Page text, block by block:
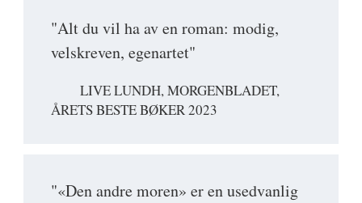
"Alt du vil ha av en roman: modig,
velskreven, egenartet"
LIVE LUNDH, MORGENBLADET,
ÅRETS BESTE BØKER 2023
"«Den andre moren» er en usedvanlig